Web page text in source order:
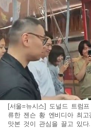
[서울=뉴시스] 도널드 트럼
류한 젠슨 황 엔비디아 최고
맛본 것이 관심을 끌고 있